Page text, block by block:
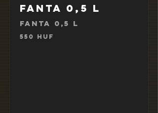
Fanta 0,5 l
Fanta 0,5 l
550 HUF